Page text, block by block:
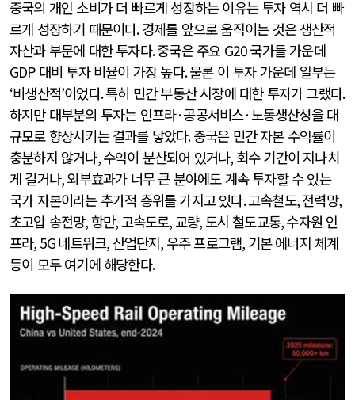
중국의 개인 소비가 더 빠르게 성장하는 이유는 투자 역시 더 빠
르게 성장하기 때문이다.경제를 앞으로 움직이는 것은 생산적
자산과 부문에 대한 투자다.중국은 주요 G20국가들 가운데
GDP 대비 투자 비율이 가장 높다.물론 이 투자 가운데 일부는
‘비생산적’이었다.특히 민간 부동산 시장에 대한 투자가 그랬다.
하지만 대부분의 투자는 인프라·공공서비스·노동생산성을 대
규모로 향상시키는 결과를 낳았다.중국은 민간 자본 수익률이
충분하지 않거나,수익이 분산되어 있거나, 회수 기간이 지나치
게 길거나,외부효과가 너무 큰 분야에도 계속 투자할 수 있는
국가 자본이라는 추가적 층위를 가지고 있다.고속철도,전력망,
초고압 송전망, 항만, 고속도로, 교량, 도시 철도교통,수자원 인
프라, 5G네트워크, 산업단지, 우주 프로그램, 기본 에너지 체계
등이 모두 여기에 해당한다.